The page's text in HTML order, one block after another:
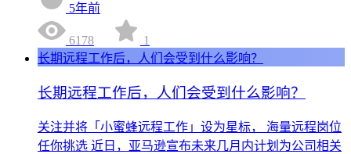
5年前
6178
1
长期远程工作后，人们会受到什么影响？
长期远程工作后，人们会受到什么影响？
关注并将「小蜜蜂远程工作」设为星标， 海量远程岗位
任你挑选 近日，亚马逊宣布未来几月内计划为公司相关